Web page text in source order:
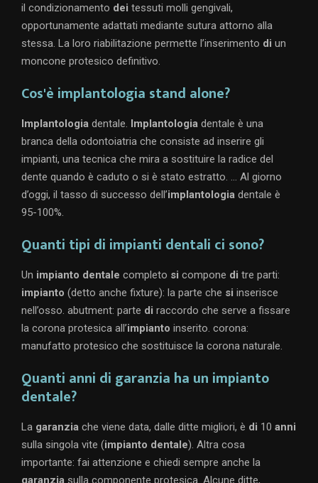
il condizionamento dei tessuti molli gengivali,
opportunamente adattati mediante sutura attorno alla
stessa. La loro riabilitazione permette l’inserimento di un
moncone protesico definitivo.
Cos'è implantologia stand alone?
Implantologia dentale. Implantologia dentale è una
branca della odontoiatria che consiste ad inserire gli
impianti, una tecnica che mira a sostituire la radice del
dente quando è caduto o si è stato estratto. … Al giorno
d’oggi, il tasso di successo dell’implantologia dentale è
95-100%.
Quanti tipi di impianti dentali ci sono?
Un impianto dentale completo si compone di tre parti:
impianto (detto anche fixture): la parte che si inserisce
nell’osso. abutment: parte di raccordo che serve a fissare
la corona protesica all’impianto inserito. corona:
manufatto protesico che sostituisce la corona naturale.
Quanti anni di garanzia ha un impianto
dentale?
La garanzia che viene data, dalle ditte migliori, è di 10 anni
sulla singola vite (impianto dentale). Altra cosa
importante: fai attenzione e chiedi sempre anche la
garanzia sulla componente protesica. Alcune ditte,